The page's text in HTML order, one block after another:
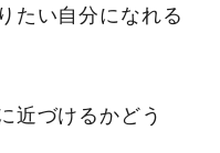
たい自分になれる
近づけるかどう